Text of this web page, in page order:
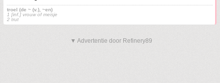
troel (de ~ (v.), ~en)
1 [inf.] vrouw of meisje
2 trut
▼ Advertentie door Refinery89